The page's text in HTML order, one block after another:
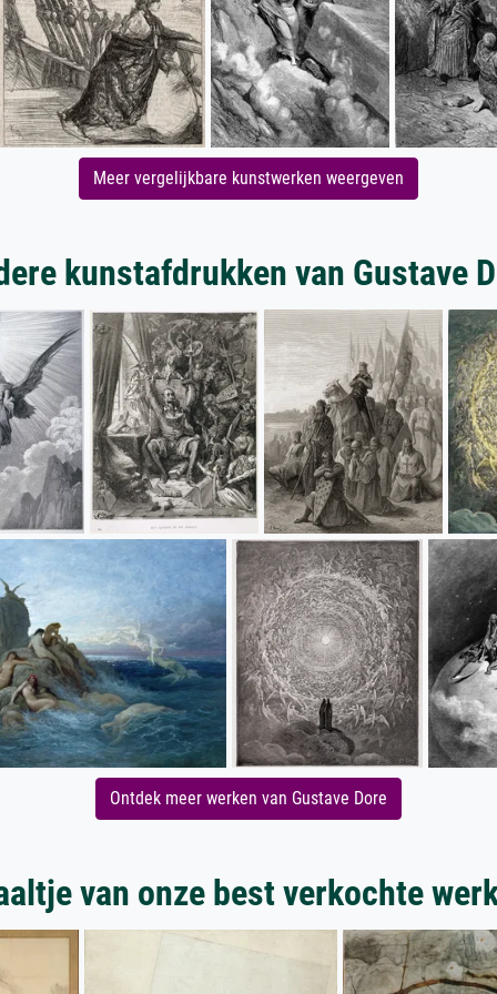
Meer vergelijkbare kunstwerken weergeven
kunstafdrukken van Gustave
Ontdek meer werken van Gustave Dore
van onze best verkochte